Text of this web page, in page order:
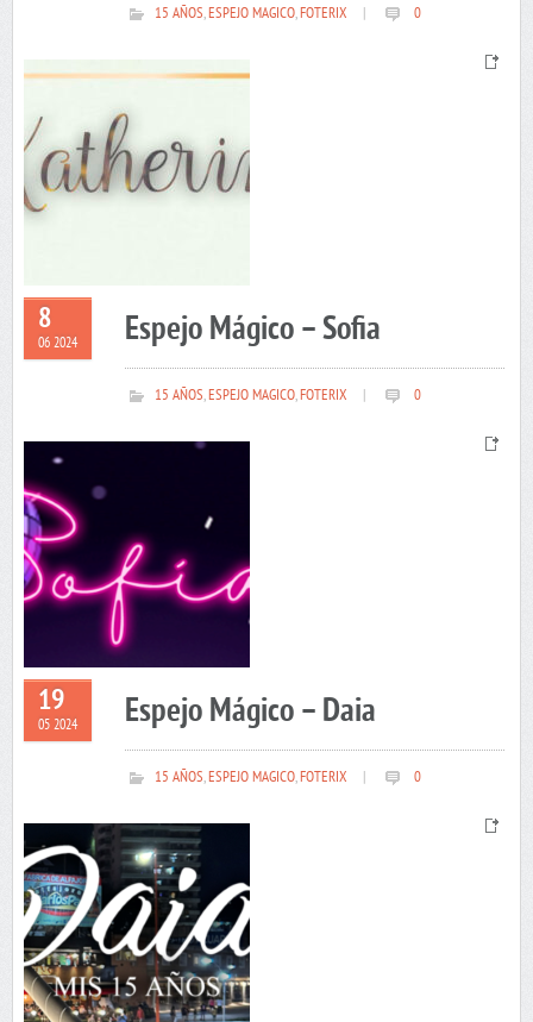
15 AÑOS,ESPEJO MAGICO,FOTERIX 0
8
06 2024 Espejo Mágico – Sofia
15 AÑOS,ESPEJO MAGICO,FOTERIX 0
19
05 2024 Espejo Mágico – Daia
15 AÑOS,ESPEJO MAGICO,FOTERIX 0